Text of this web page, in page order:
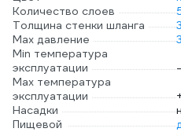
Количество слоев
Толщина стенки шланга
Max давление
Min температура
эксплуатации
Мах температура
эксплуатации
Насадки
Пищевой